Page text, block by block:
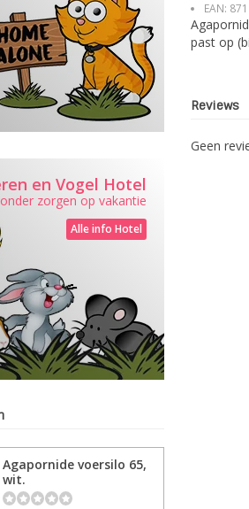
en Vogel Hotel
zorgen op vakantie
Alle info Hotel
Agapornide voersilo 65,
wit.
EAN:
past op
Reviews
Geen